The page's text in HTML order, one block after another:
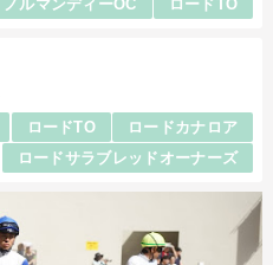
ノルマンディーOC
ロードTO
ロードTO
ロードカナロア
ロードサラブレッドオーナーズ